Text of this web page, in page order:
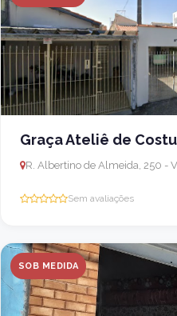
Graça Ateliê de
Sem avaliações
SOB MEDIDA